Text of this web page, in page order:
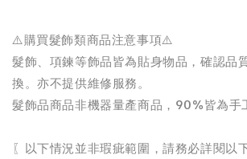
⚠️購買髮飾類商品注意事項⚠️
髮飾、項鍊等飾品皆為貼身物品，確認品
換。亦不提供維修服務。
髮飾品商品非機器量產商品，90%皆為手
〖以下情況並非瑕疵範圍，請務必詳閱以